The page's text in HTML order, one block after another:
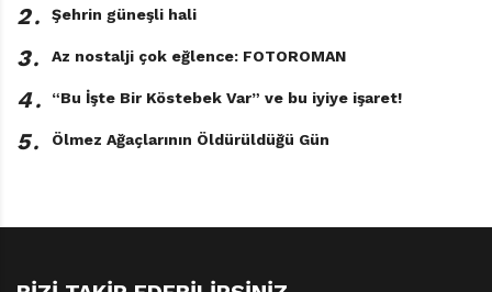
2․ Şehrin güneşli hali
3․ Az nostalji çok eğlence: FOTOROMAN
4․ “Bu İşte Bir Köstebek Var” ve bu iyiye işaret!
5․ Ölmez Ağaçlarının Öldürüldüğü Gün